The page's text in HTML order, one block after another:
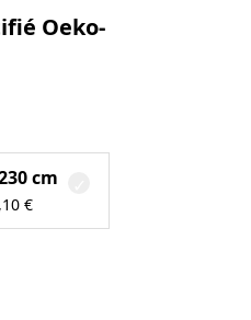
Oeko-
cm
€